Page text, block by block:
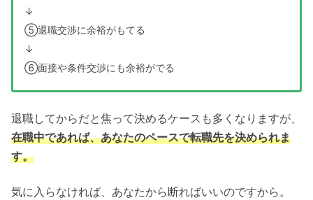
↓
⑤退職交渉に余裕がもてる
↓
⑥面接や条件交渉にも余裕がでる
退職してからだと焦って決めるケースも多くなりますが、
在職中であれば、あなたのペースで転職先を決められま
す。
気に入らなければ、あなたから断ればいいのですから。